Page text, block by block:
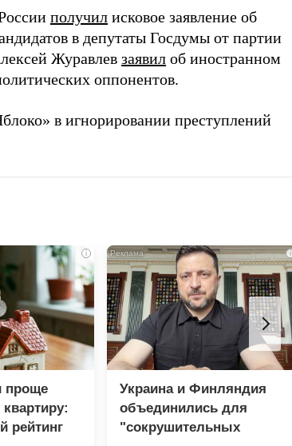
получил исковое заявление об
в депутаты Госдумы от партии
Журавлев заявил об иностранном
оппонентов.
в игнорировании преступлений
i
проще
квартиру:
рейтинг
i
Украина и Финляндия
объединились для
"сокрушительных